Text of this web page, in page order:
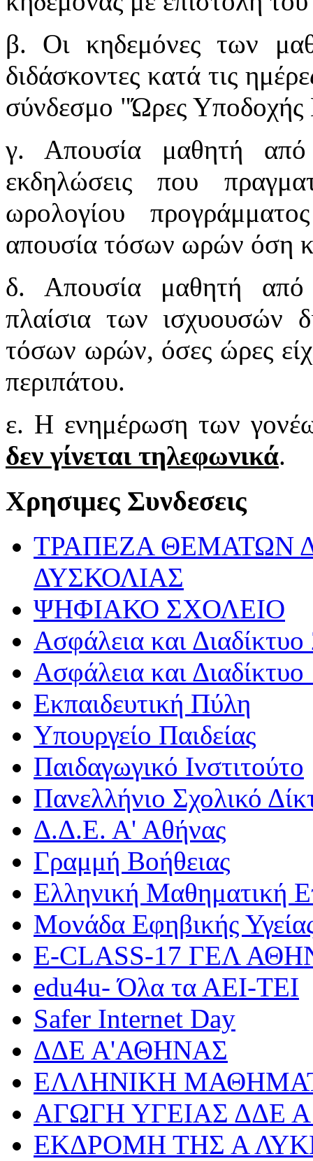
β. Οι κηδεμόνες των
διδάσκοντες κατά τις
σύνδεσμο "Ώρες
γ. Απουσία μαθητή από
εκδηλώσεις που
ωρολογίου
απουσία τόσων ωρών όση
δ. Απουσία μαθητή από
πλαίσια των ισχυουσών
τόσων ωρών, όσες ώρες
περιπάτου.
ε. Η ενημέρωση των
δεν γίνεται τηλεφωνικά.
Χρησιμες Συνδεσεις
ΤΡΑΠΕΖΑ ΘΕΜΑΤΩΝ
ΔΥΣΚΟΛΙΑΣ
ΨΗΦΙΑΚΟ ΣΧΟΛΕΙΟ
Ασφάλεια και Διαδίκτυο
Ασφάλεια και Διαδίκτυο
Εκπαιδευτική Πύλη
Υπουργείο Παιδείας
Παιδαγωγικό Ινστιτούτο
Πανελλήνιο Σχολικό
Δ.Δ.Ε. Α' Αθήνας
Γραμμή Βοήθειας
Ελληνική Μαθηματική
Μονάδα Εφηβικής
Ε-CLASS-17 ΓΕΛ
edu4u- Όλα τα ΑΕΙ-ΤΕΙ
Safer Internet Day
ΔΔΕ Α'ΑΘΗΝΑΣ
ΕΛΛΗΝΙΚΗ
ΑΓΩΓΗ ΥΓΕΙΑΣ ΔΔΕ
ΕΚΔΡΟΜΗ ΤΗΣ Α